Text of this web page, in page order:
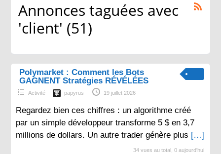
Annonces taguées avec
'client' (51)
Polymarket : Comment les Bots
GAGNENT Stratégies RÉVÉLÉES
Activité papyrus 19 juillet 2026
Regardez bien ces chiffres : un algorithme créé
par un simple développeur transforme 5 $ en 3,7
millions de dollars. Un autre trader génère plus […]
34 vues au total, 0 aujourd'hui